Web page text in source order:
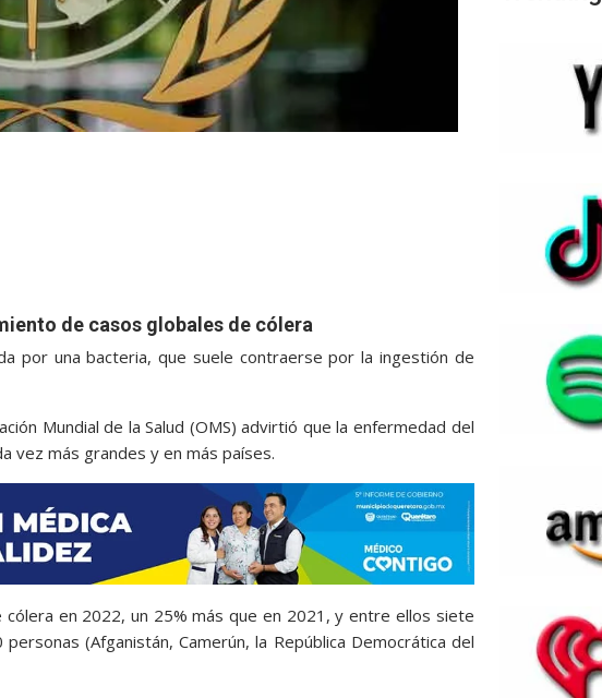
de casos globales de cólera
por una bacteria, que suele contraerse por la ingestión de
Mundial de la Salud (OMS) advirtió que la enfermedad del
vez más grandes y en más países.
en 2022, un 25% más que en 2021, y entre ellos siete
(Afganistán, Camerún, la República Democrática del